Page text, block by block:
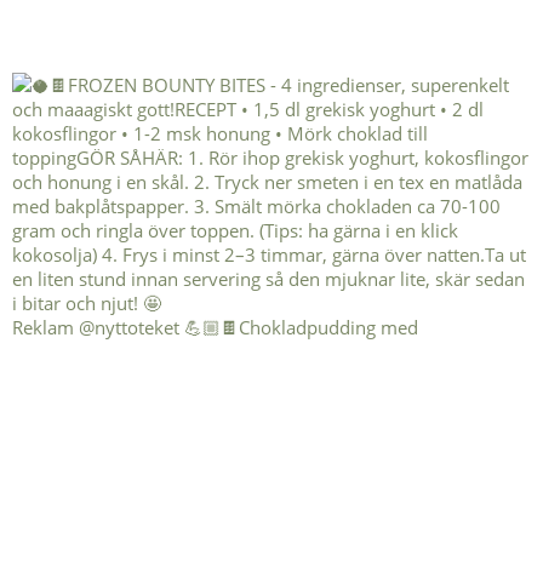
Reklam @nyttoteket 💪🏼🍫Chokladpudding med